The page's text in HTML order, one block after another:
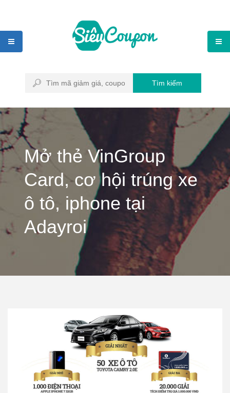
Tìm kiếm
Mở thẻ VinGroup
Card, cơ hội trúng xe
ô tô, iphone tại
Adayroi